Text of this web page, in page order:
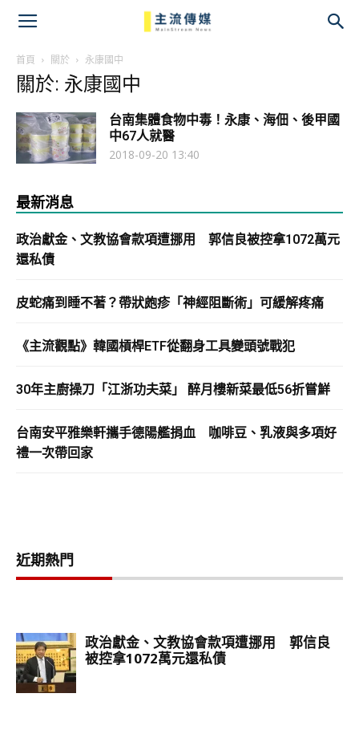
首頁 關於 永康國中
關於: 永康國中
台南集體食物中毒！永康、海佃、後甲國
中67人就醫
2018-09-20 13:40
最新消息
政治獻金、文教協會款項遭挪用 郭信良被控拿1072萬元
還私債
皮蛇痛到睡不著？帶狀皰疹「神經阻斷術」可緩解疼痛
《主流觀點》韓國槓桿ETF從翻身工具變頭號戰犯
30年主廚操刀「江浙功夫菜」 醉月樓新菜最低56折嘗鮮
台南安平雅樂軒攜手德陽艦捐血 咖啡豆、乳液與多項好
禮一次帶回家
近期熱門